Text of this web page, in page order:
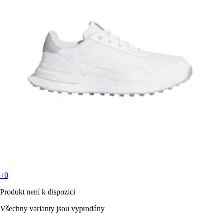
+0
Produkt není k dispozici
Všechny varianty jsou vyprodány